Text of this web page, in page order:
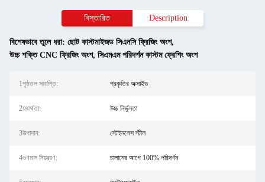
বিস্তারিত Description
বিশেষভাবে তুলে ধরা: ছোট কাস্টমাইজড সিএনসি ফ্রিজিং অংশ,
উচ্চ শক্তি CNC ফ্রিজিং অংশ, সিএমএম পরিদর্শন কাস্টম ফ্রেশিং অংশ
1পৃষ্ঠতল সমাপ্তি: প্রকৃতির অক্সাইড
2যথার্থতা: উচ্চ নির্ভুলতা
3উপাদান: স্টেইনলেস স্টীল
4গুণমান নিয়ন্ত্রণ: চালানের আগে 100% পরিদর্শন